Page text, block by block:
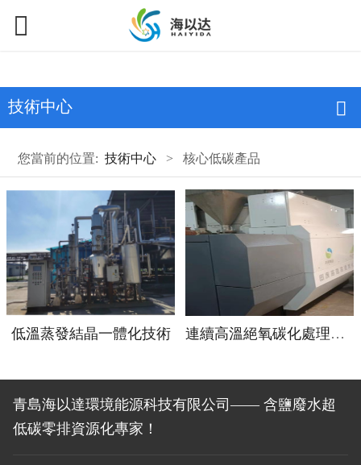
技術中心
您當前的位置: 技術中心 > 核心低碳產品
低溫蒸發結晶一體化技術 連續高溫絕氧碳化處理工業廢鹽
青島海以達環境能源科技有限公司—— 含鹽廢水超
低碳零排資源化專家！